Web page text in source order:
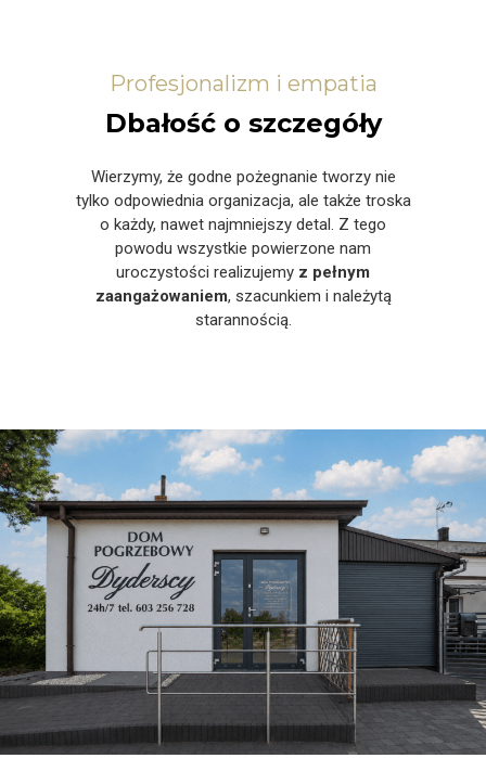
Profesjonalizm i empatia
Dbałość o szczegóły
Wierzymy, że godne pożegnanie tworzy nie
tylko odpowiednia organizacja, ale także troska
o każdy, nawet najmniejszy detal. Z tego
powodu wszystkie powierzone nam
uroczystości realizujemy z pełnym
zaangażowaniem, szacunkiem i należytą
starannością.